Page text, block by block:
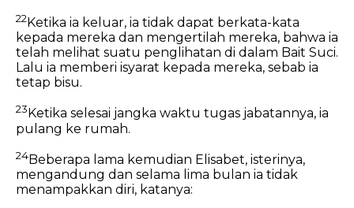
22 Ketika ia keluar, ia tidak dapat berkata-kata
kepada mereka dan mengertilah mereka, bahwa ia
telah melihat suatu penglihatan di dalam Bait Suci.
Lalu ia memberi isyarat kepada mereka, sebab ia
tetap bisu.
23 Ketika selesai jangka waktu tugas jabatannya, ia
pulang ke rumah.
24Beberapa lama kemudian Elisabet, isterinya,
mengandung dan selama lima bulan ia tidak
menampakkan diri, katanya: